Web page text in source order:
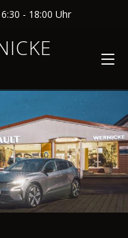
6:30 - 18:00 Uhr